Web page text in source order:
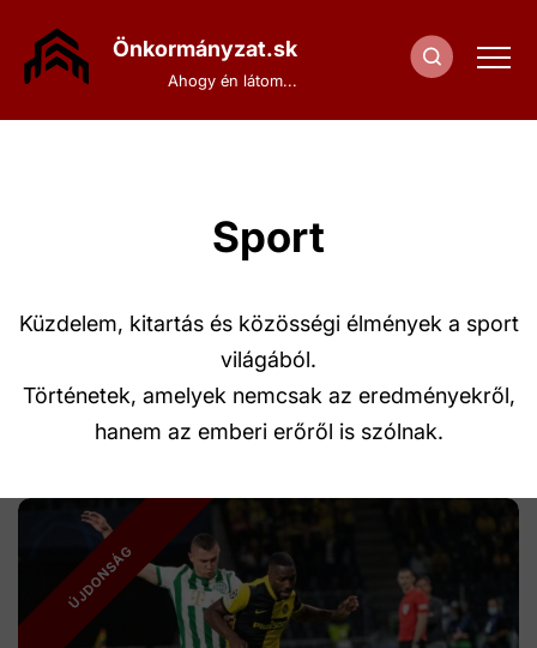
tartalomra
Önkormányzat.sk
Ahogy én látom...
Sport
Küzdelem, kitartás és közösségi élmények a sport
világából.
Történetek, amelyek nemcsak az eredményekről,
hanem az emberi erőről is szólnak.